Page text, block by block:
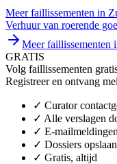
Meer faillissementen in
Verhuur van roerende
Meer faillissementen
GRATIS
Volg faillissementen
Registreer en ontvang
✓ Curator
✓ Alle verslagen
✓ E-
✓ Dossiers opslaan
✓ Gratis, altijd